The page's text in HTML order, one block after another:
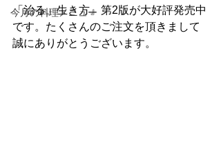
今月の料理メニュー
「治る」生き方』第2版が大好評発売中
です。たくさんのご注文を頂きまして
誠にありがとうございます。